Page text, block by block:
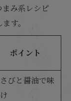
み系レシピ
す。
ポイント
びと醤油で味